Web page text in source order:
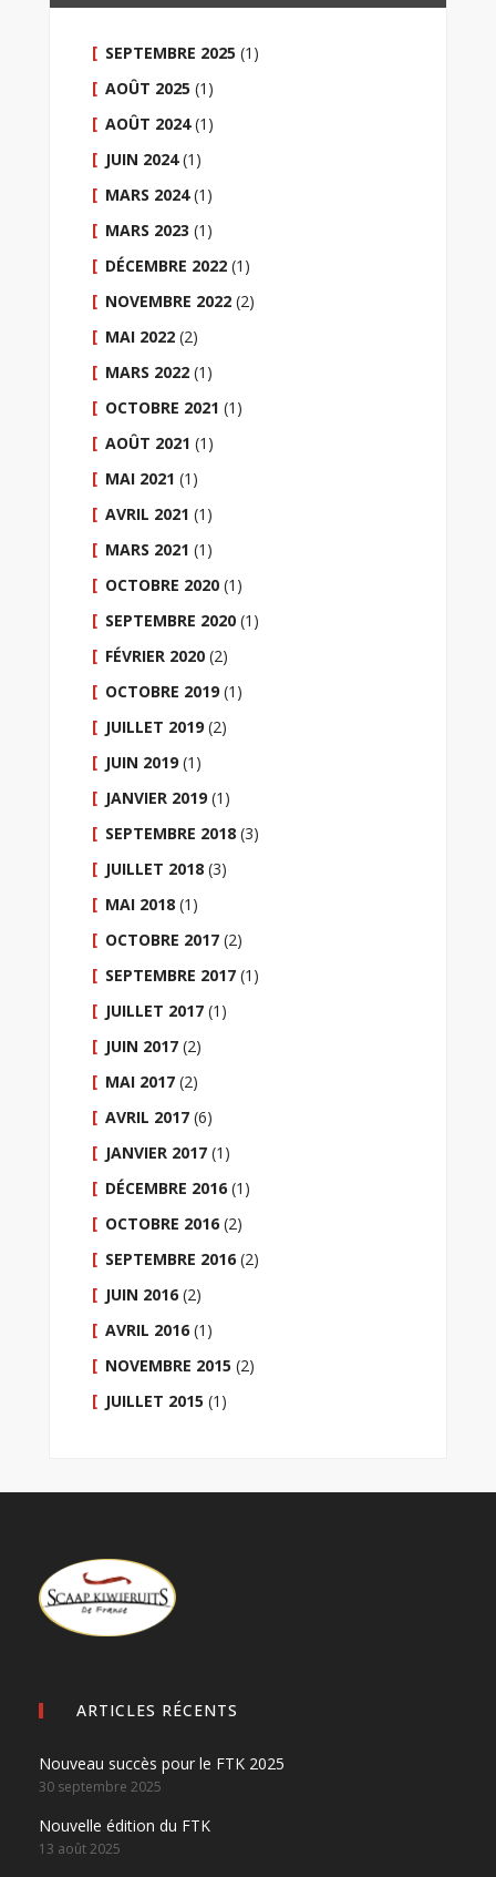
SEPTEMBRE 2025 (1)
AOÛT 2025 (1)
AOÛT 2024(1)
JUIN 2024(1)
MARS 2024(1)
MARS 2023 (1)
DÉCEMBRE 2022 (1)
NOVEMBRE 2022 (2)
MAI 2022 (2)
MARS 2022 (1)
OCTOBRE 2021 (1)
AOÛT 2021 (1)
MAI 2021 (1)
AVRIL 2021 (1)
MARS 2021 (1)
OCTOBRE 2020 (1)
SEPTEMBRE 2020 (1)
FÉVRIER 2020 (2)
OCTOBRE 2019 (1)
JUILLET 2019 (2)
JUIN 2019 (1)
JANVIER 2019 (1)
SEPTEMBRE 2018 (3)
JUILLET 2018 (3)
MAI 2018 (1)
OCTOBRE 2017 (2)
SEPTEMBRE 2017 (1)
JUILLET 2017 (1)
JUIN 2017 (2)
MAI 2017 (2)
AVRIL 2017 (6)
JANVIER 2017 (1)
DÉCEMBRE 2016 (1)
OCTOBRE 2016 (2)
SEPTEMBRE 2016 (2)
JUIN 2016 (2)
AVRIL 2016 (1)
NOVEMBRE 2015 (2)
JUILLET 2015 (1)
ARTICLES RÉCENTS
Nouveau succès pour le FTK 2025
30 septembre 2025
Nouvelle édition du FTK
13 août 2025